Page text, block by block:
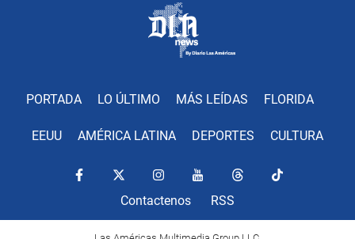
PORTADA LO ÚLTIMO MÁS LEÍDAS FLORIDA
EEUU AMÉRICA LATINA DEPORTES CULTURA
Contactenos RSS